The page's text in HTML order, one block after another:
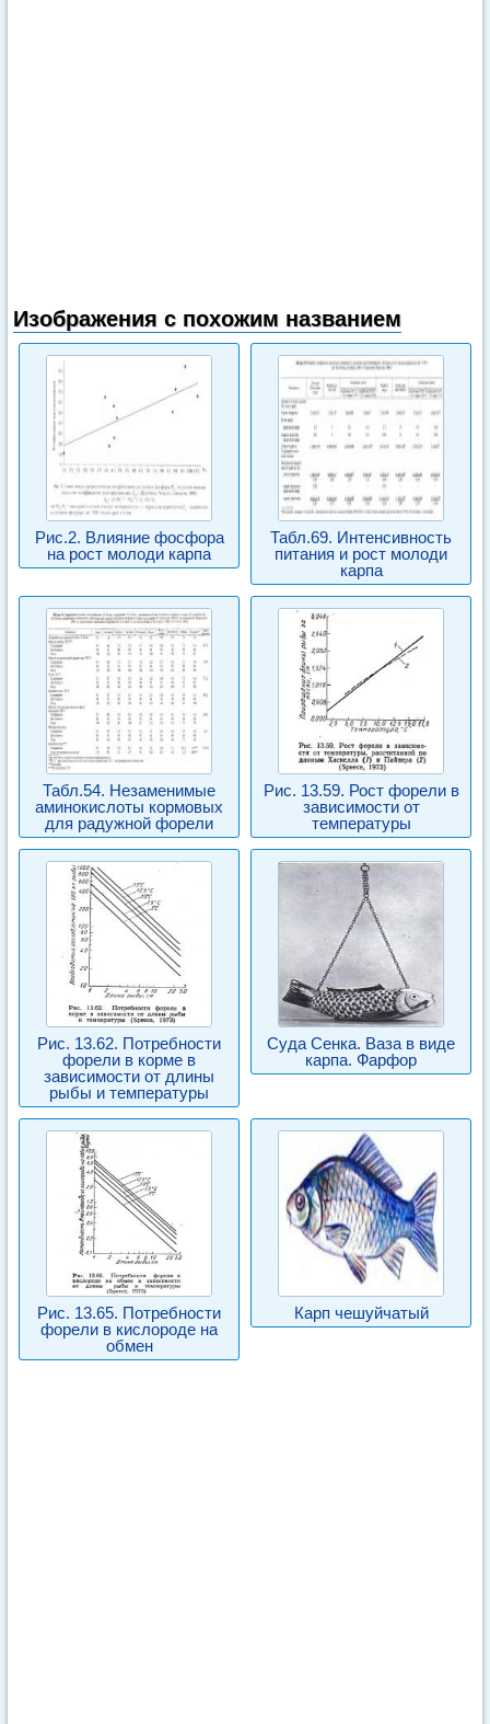
Изображения с похожим названием
Рис.2. Влияние фосфора
на рост молоди карпа
Табл.69. Интенсивность
питания и рост молоди
карпа
Табл.54. Незаменимые
аминокислоты кормовых
для радужной форели
Рис. 13.59. Рост форели в
зависимости от
температуры
Рис. 13.62. Потребности
форели в корме в
зависимости от длины
рыбы и температуры
Суда Сенка. Ваза в виде
карпа. Фарфор
Рис. 13.65. Потребности
форели в кислороде на
обмен
Карп чешуйчатый